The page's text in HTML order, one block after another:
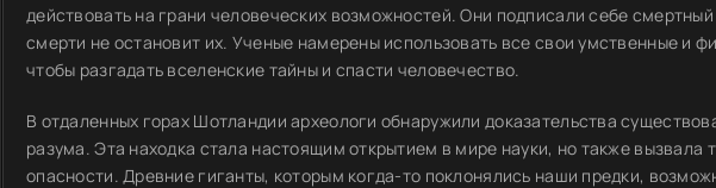
действовать на грани человеческих возможностей. Они подписали себе
смерти не остановит их. Ученые намерены использовать все свои умственные и
чтобы разгадать вселенские тайны и спасти человечество.
В отдаленных горах Шотландии археологи обнаружили доказательства
разума. Эта находка стала настоящим открытием в мире науки, но также вызвала
опасности. Древние гиганты, которым когда-то поклонялись наши предки,